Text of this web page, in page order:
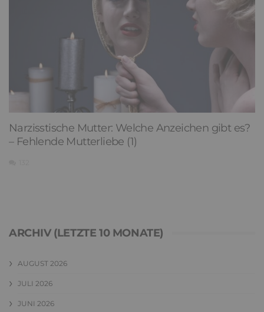
Narzisstische Mutter: Welche Anzeichen gibt es?
– Fehlende Mutterliebe (1)
ARCHIV (LETZTE 10 MONATE)
AUGUST 2026
JULI 2026
JUNI 2026